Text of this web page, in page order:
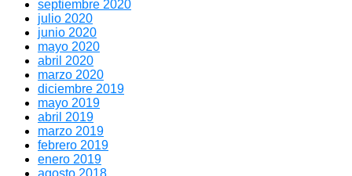
septiembre 2020
julio 2020
junio 2020
mayo 2020
abril 2020
marzo 2020
diciembre 2019
mayo 2019
abril 2019
marzo 2019
febrero 2019
enero 2019